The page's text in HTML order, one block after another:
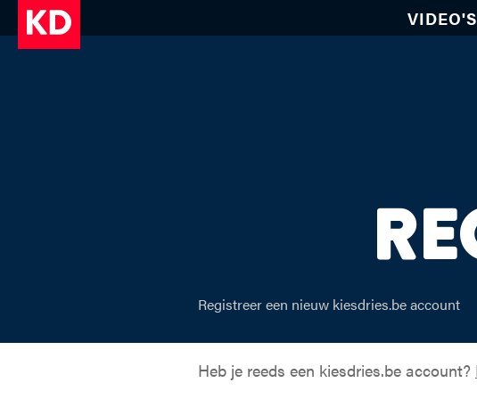
VIDEO'S
Registreer een nieuw kiesdries.be account
Heb je reeds een kiesdries.be account?
Registreren | Kies Dries